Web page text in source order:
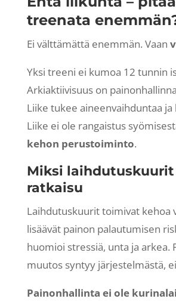
treenata
Ei välttämättä enemmän. Vaan
Yksi treeni ei kumoa 12 tunnin
Arkiaktiivisuus on
Liike tukee aineenvaihduntaa
Liike ei ole rangaistus
kehon perustoiminto.
Miksi
ratkaisu
Laihdutuskuurit toimivat kehoa
lisäävät painon palautumisen
huomioi stressiä, unta ja arkea.
muutos syntyy järjestelmästä,
Painonhallinta ei ole